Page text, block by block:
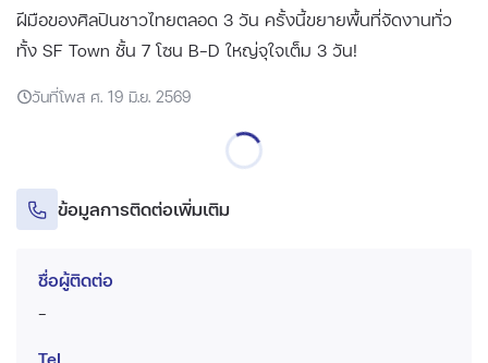
ฝีมือของศิลปินชาวไทยตลอด 3 วัน ครั้งนี้ขยายพื้นที่จัดงานทั่ว
ทั้ง SF Town ชั้น 7 โซน B-D ใหญ่จุใจเต็ม 3 วัน!
วันที่โพส ศ. 19 มิ.ย. 2569
ข้อมูลการติดต่อเพิ่มเติม
ชื่อผู้ติดต่อ
-